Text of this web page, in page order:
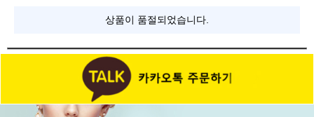
상품이 품절되었습니다.